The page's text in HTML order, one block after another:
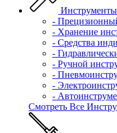
Инструменты
-
- Хранение
- Средства
-
- Ручной
-
-
-
Смотреть Все